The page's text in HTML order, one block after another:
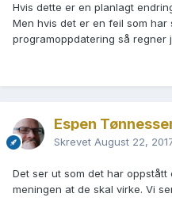
Hvis dette er en planlagt
Men hvis det er en feil som har
programoppdatering så regner
Espen
Skrevet August 22,
Det ser ut som det har
meningen at de skal virke. Vi